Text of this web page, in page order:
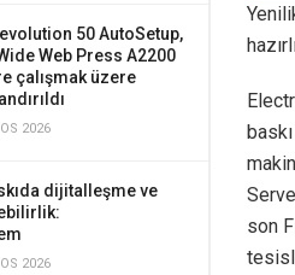
50 AutoSetup,
Web Press A2200
çalışmak üzere
2026
dijitalleşme ve
2026
son